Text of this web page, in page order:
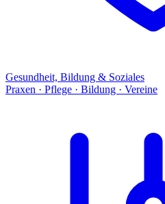
Gesundheit, Bildung & Soziales
Praxen · Pflege · Bildung · Vereine